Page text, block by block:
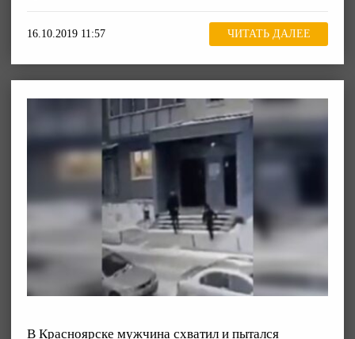
16.10.2019 11:57 ЧИТАТЬ ДАЛЕЕ
В Красноярске мужчина схватил и пытался